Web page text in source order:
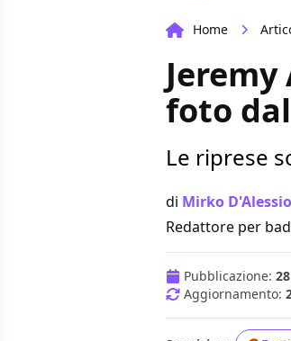
Home
foto
Le riprese
di Mirko D'Alessio
Redattore per
Pubblicazione:
Aggiornamento: